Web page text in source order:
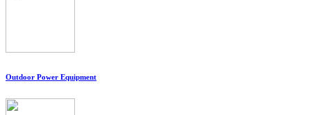
Outdoor Power Equipment